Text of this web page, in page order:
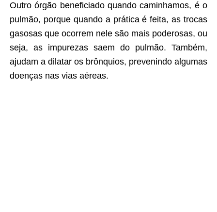
Outro órgão beneficiado quando caminhamos, é o
pulmão, porque quando a prática é feita, as trocas
gasosas que ocorrem nele são mais poderosas, ou
seja, as impurezas saem do pulmão. Também,
ajudam a dilatar os brônquios, prevenindo algumas
doenças nas vias aéreas.